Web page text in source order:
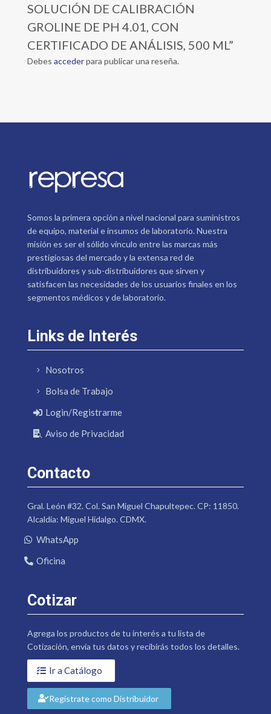
SOLUCIÓN DE CALIBRACIÓN
GROLINE DE PH 4.01, CON
CERTIFICADO DE ANÁLISIS, 500 ML”
Debes accederpara publicar una reseña.
Somos la primera opción a nivel nacional para suministros
de equipo, material e insumos de laboratorio. Nuestra
misión es ser el sólido vínculo entre las marcas más
prestigiosas del mercado y la extensa red de
distribuidores y sub-distribuidores que sirven y
satisfacen las necesidades de los usuarios finales en los
segmentos médicos y de laboratorio.
Links de Interés
Nosotros
Bolsa de Trabajo
Login/Registrarme
Aviso de Privacidad
Contacto
Gral. León #32. Col. San Miguel Chapultepec. CP: 11850.
Alcaldía: Miguel Hidalgo. CDMX.
WhatsApp
Oficina
Cotizar
Agrega los productos de tu interés a tu lista de
Cotización, envía tus datos y recibirás todos los detalles.
Ir a Catálogo
Regístrate como Distribuidor